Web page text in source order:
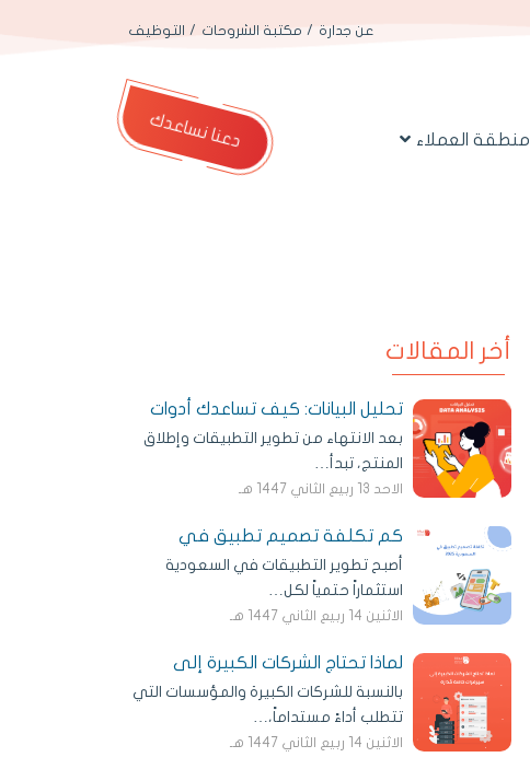
عن جدارة مكتبة الشروحات التوظيف
منطقة العملاء دعنا نساعدك
أخر المقالات
تحليل البيانات: كيف تساعدك أدوات
بعد الانتهاء من تطوير التطبيقات وإطلاق
المنتج، تبدأ…
الاحد 13 ربيع الثاني 1447 هـ
كم تكلفة تصميم تطبيق في
أصبح تطوير التطبيقات في السعودية
استثماراً حتمياً لكل…
الاثنين 14 ربيع الثاني 1447 هـ
لماذا تحتاج الشركات الكبيرة إلى
بالنسبة للشركات الكبيرة والمؤسسات التي
تتطلب أداءً مستداماً،…
الاثنين 14 ربيع الثاني 1447 هـ